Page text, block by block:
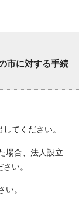
市に対する手続
てください。
場合、法人設立
い。
い。